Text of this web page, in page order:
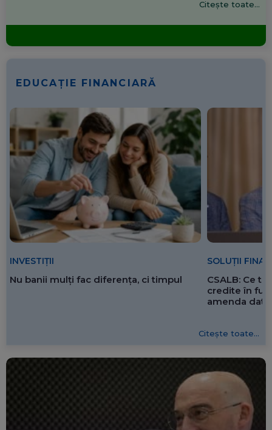
Citește toate...
EDUCAȚIE FINANCIARĂ
INVESTIȚII
Nu banii mulți fac diferența, ci timpul
SOLUȚII
CSALB: Ce
credite în
amenda
Citește toate...